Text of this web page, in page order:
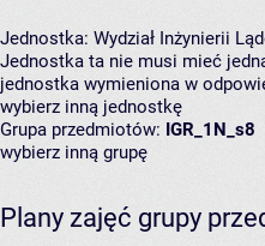
Jednostka: Wydział Inżynierii
Jednostka ta nie musi mieć
jednostka wymieniona w
wybierz inną jednostkę
Grupa przedmiotów: IGR_1N_s8
wybierz inną grupę
Plany zajęć grupy